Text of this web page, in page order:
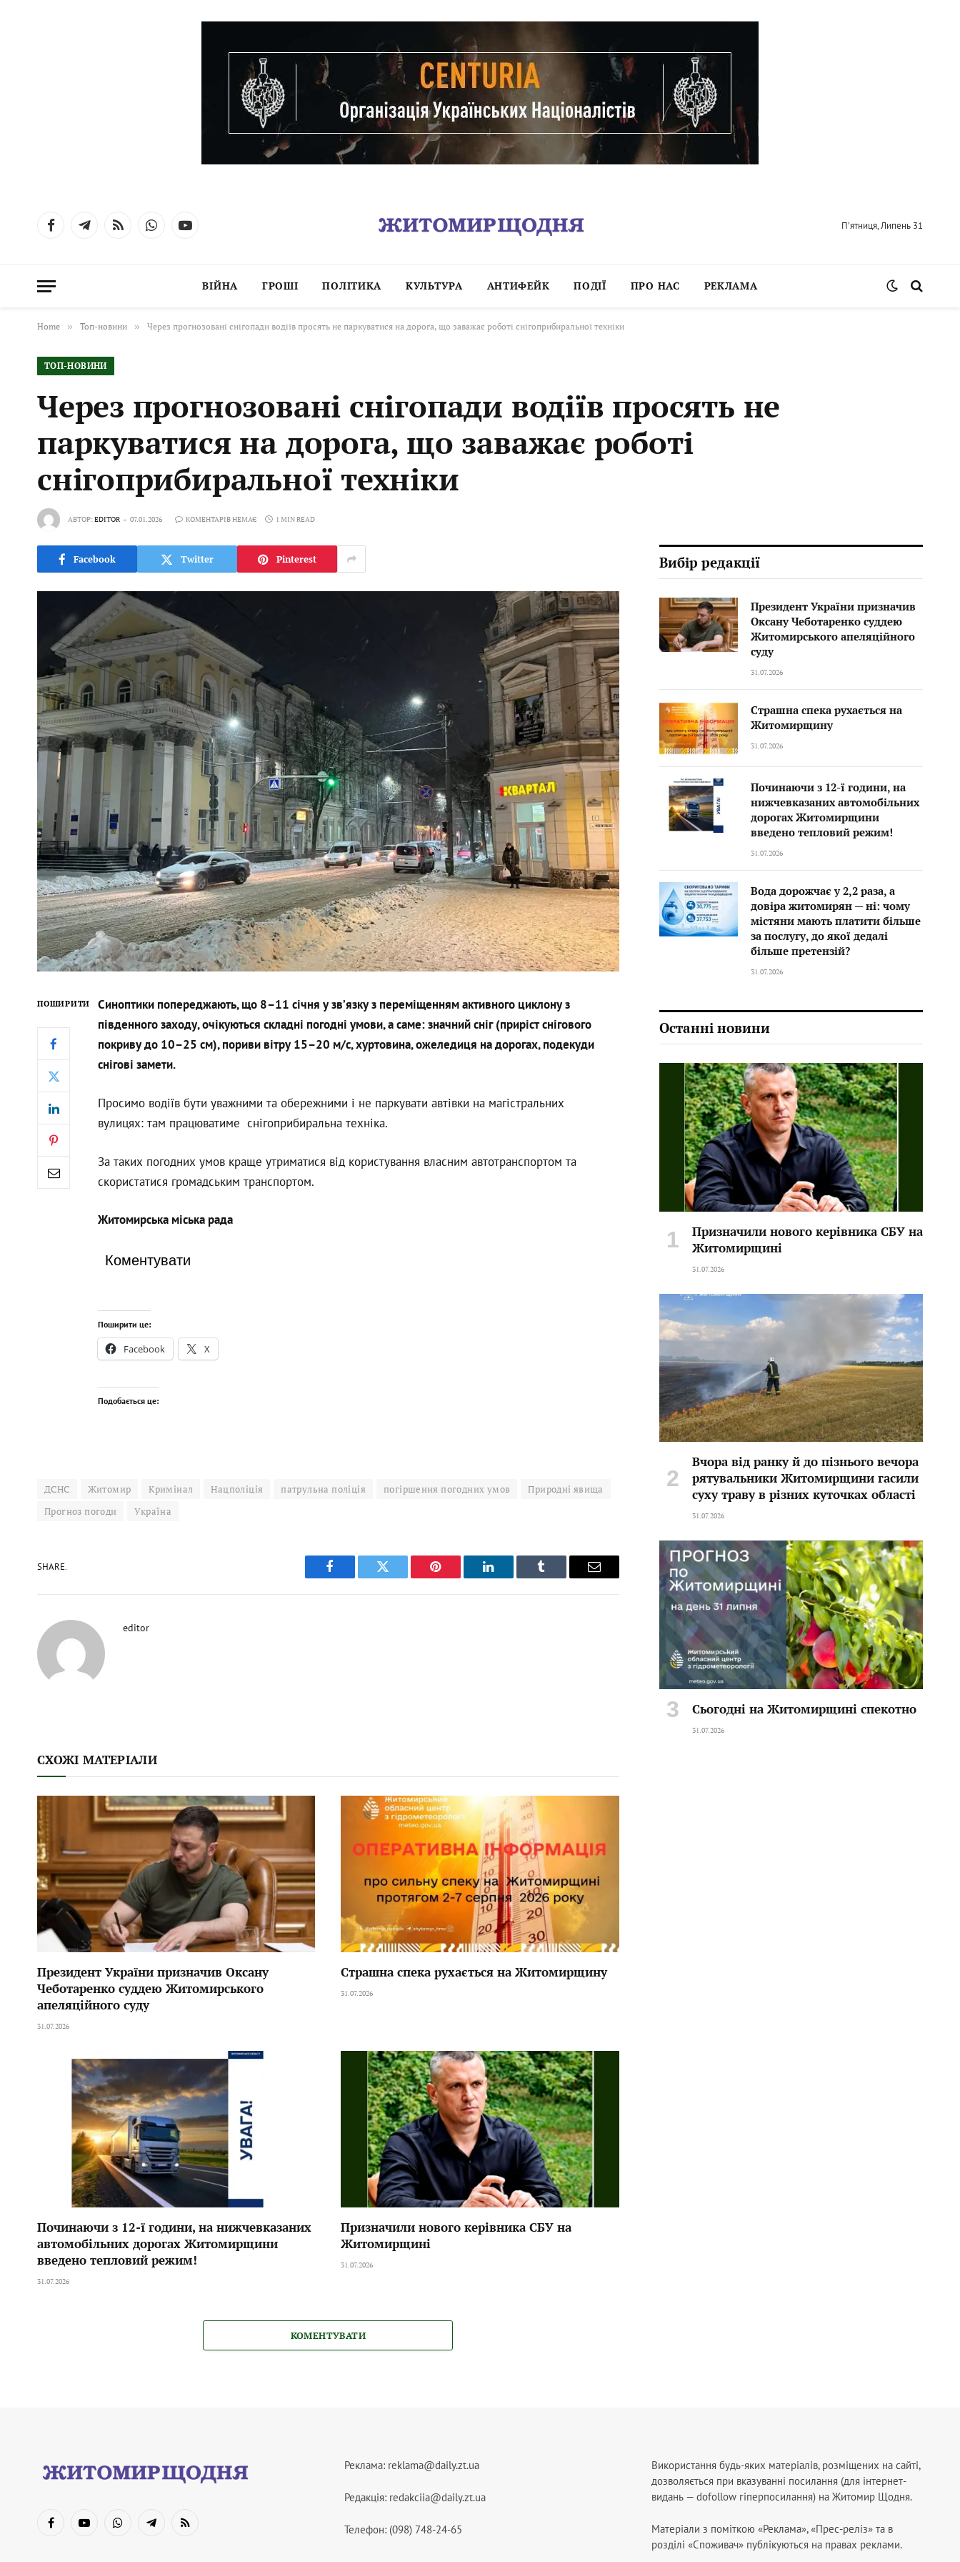
FacebookTelegramRSS WhatsAppYouTube П’ятниця, Липень 31
ВІЙНА ГРОШІ ПОЛІТИКА КУЛЬТУРА АНТИФЕЙК ПОДІЇ ПРО НАС РЕКЛАМА
Home » Топ-новини » Через прогнозовані снігопади водіїв просять не паркуватися на дорога, що заважає роботі снігоприбиральної техніки
ТОП-НОВИНИ
Через прогнозовані снігопади водіїв просять не
паркуватися на дорога, що заважає роботі
снігоприбиральної техніки
АВТОР:EDITOR 07.01.2026 КОМЕНТАРІВ НЕМАЄ 1 MIN READ
Facebook Twitter Pinterest
ПОШИРИТИ
Синоптики попереджають, що 8–11 січня у зв’язку з переміщенням активного циклону з
південного заходу, очікуються складні погодні умови, а саме: значний сніг (приріст снігового
покриву до 10–25 см), пориви вітру 15–20 м/с, хуртовина, ожеледиця на дорогах, подекуди
снігові замети.
Просимо водіїв бути уважними та обережними і не паркувати автівки на магістральних
вулицях: там працюватиме снігоприбиральна техніка.
За таких погодних умов краще утриматися від користування власним автотранспортом та
скористатися громадським транспортом.
Житомирська міська рада
Коментувати
Поширити це:
Facebook X
Подобається це:
ДСНС Житомир Кримінал Нацполіція патрульна поліція погіршення погодних умов
Природні явища
Прогноз погоди
Україна
SHARE.
Facebook Twitter Pinterest LinkedIn Tumblr Email
editor
СХОЖІ МАТЕРІАЛИ
Президент України призначив Оксану
Чеботаренко суддею Житомирського
апеляційного суду
31.07.2026
Страшна спека рухається на Житомирщину
31.07.2026
Починаючи з 12-ї години, на нижчевказаних
автомобільних дорогах Житомирщини
введено тепловий режим!
31.07.2026
Призначили нового керівника СБУ на
Житомирщині
31.07.2026
КОМЕНТУВАТИ
Вибір редакції
Президент України призначив
Оксану Чеботаренко суддею
Житомирського апеляційного
суду
31.07.2026
Страшна спека рухається на
Житомирщину
31.07.2026
Починаючи з 12-ї години, на
нижчевказаних автомобільних
дорогах Житомирщини
введено тепловий режим!
31.07.2026
Вода дорожчає у 2,2 раза, а
довіра житомирян — ні: чому
містяни мають платити більше
за послугу, до якої дедалі
більше претензій?
31.07.2026
Останні новини
Призначили нового керівника СБУ на
Житомирщині
31.07.2026
Вчора від ранку й до пізнього вечора
рятувальники Житомирщини гасили
суху траву в різних куточках області
31.07.2026
Сьогодні на Житомирщині спекотно
31.07.2026
FacebookYouTubeWhatsAppTelegramRSS
Реклама: reklama@daily.zt.ua
Редакція: redakciia@daily.zt.ua
Телефон: (098) 748-24-65
Використання будь-яких матеріалів, розміщених на сайті,
дозволяється при вказуванні посилання (для інтернет-
видань — dofollow гіперпосилання) на Житомир Щодня.
Матеріали з поміткою «Реклама», «Прес-реліз» та в
розділі «Споживач» публікуються на правах реклами.